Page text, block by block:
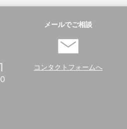
メールでご相談
コンタクトフォームへ